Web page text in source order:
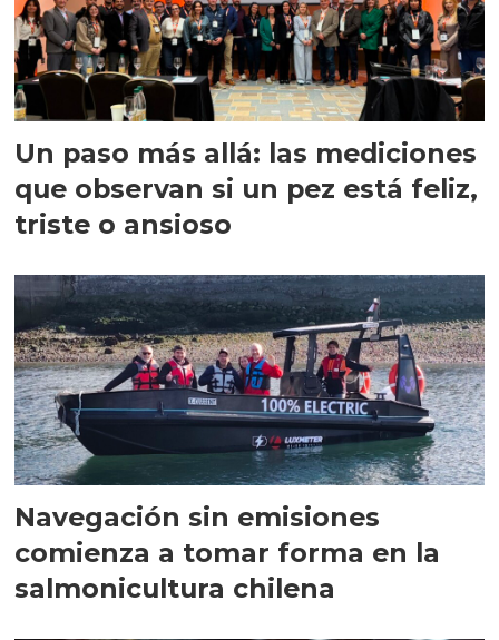
Un paso más allá: las mediciones
que observan si un pez está feliz,
triste o ansioso
Navegación sin emisiones
comienza a tomar forma en la
salmonicultura chilena